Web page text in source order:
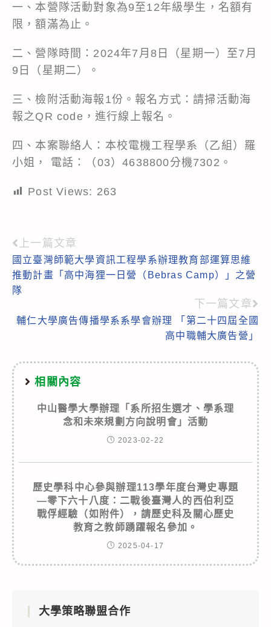
一、本營隊活動對象為9至12年級學生，名額有
限，額滿為止。
二、營隊時間：2024年7月8日（星期一）至7月
9日（星期二）。
三、檢附活動海報1份。報名方式：請掃活動海
報之QR code，進行線上報名。
四、本案聯絡人：本校電機工程學系（乙組）羅
小姐， 電話：（03）4638800分機7302。
Post Views: 263
Read
more
articles
上一篇文章
國立臺灣師範大學資訊工程學系辦理教育部運算思維
推動計畫「高中海狸一日營（Bebras Camp）」之營
隊
下一篇文章
輔仁大學廣告傳播學系系學會辦理 「第二十四屆全國
高中職輔大廣告營」
相關內容
中山醫學大學辦理「系所招生選才、學系理
念和未來規劃方向說明會」活動
2023-02-22
歷史學科中心參與辦理113學年度台灣史專題
—零下六十八度：二戰後臺灣人的西伯利亞
戰俘經驗（如附件），請歷史科及關心歷史
教育之教師踴躍報名參加。
2025-04-17
大學策略聯盟合作